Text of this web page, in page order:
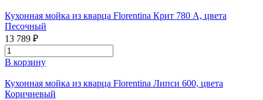
Кухонная мойка из кварца Florentina Крит 780 А, цвета
Песочный
13 789 ₽
В корзину
Кухонная мойка из кварца Florentina Липси 600, цвета
Коричневый